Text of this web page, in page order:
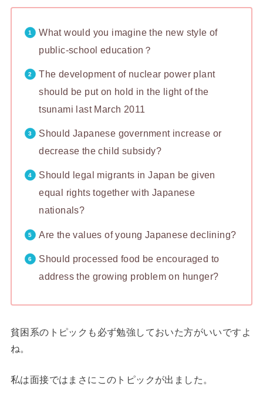
What would you imagine the new style of
public-school education？
The development of nuclear power plant
should be put on hold in the light of the
tsunami last March 2011
Should Japanese government increase or
decrease the child subsidy?
Should legal migrants in Japan be given
equal rights together with Japanese
nationals?
Are the values of young Japanese declining?
Should processed food be encouraged to
address the growing problem on hunger?
貧困系のトピックも必ず勉強しておいた方がいいですよ
ね。
私は面接ではまさにこのトピックが出ました。